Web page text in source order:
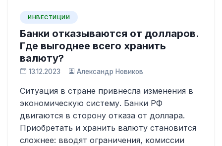
ИНВЕСТИЦИИ
Банки отказываются от долларов.
Где выгоднее всего хранить
валюту?
13.12.2023 Александр Новиков
Ситуация в стране привнесла изменения в
экономическую систему. Банки РФ
двигаются в сторону отказа от доллара.
Приобретать и хранить валюту становится
сложнее: вводят ограничения, комиссии